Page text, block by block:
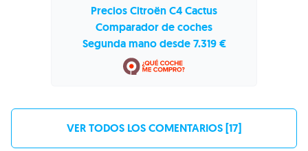
Precios Citroën C4 Cactus
Comparador de coches
Segunda mano desde 7.319 €
VER TODOS LOS COMENTARIOS [17]